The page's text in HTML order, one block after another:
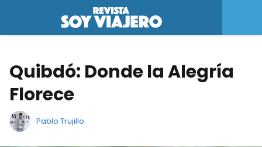
Quibdó: Donde la Alegría
Florece
Pablo Trujillo